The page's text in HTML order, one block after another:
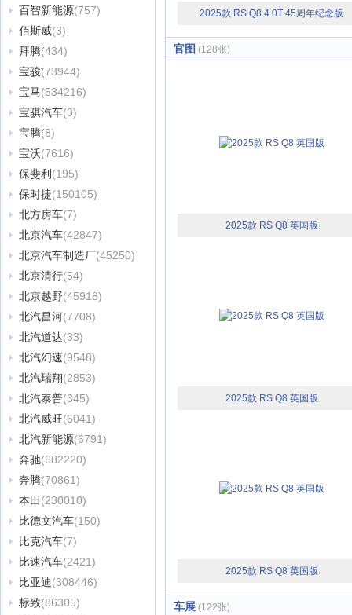
百智新能源(757)
佰斯威(3)
拜腾(434)
宝骏(73944)
宝马(534216)
宝骐汽车(3)
宝腾(8)
宝沃(7616)
保斐利 (195)
保时捷(150105)
北方房车(7)
北京汽车(42847)
北京汽车制造厂(45250)
北京清行(54)
北京越野(45918)
北汽昌河(7708)
北汽道达(33)
北汽幻速(9548)
北汽瑞翔(2853)
北汽泰普(345)
北汽威旺(6041)
北汽新能源(6791)
奔驰(682220)
奔腾(70861)
本田 (230010)
比德文汽车(150)
比克汽车(7)
比速汽车(2421)
比亚迪(308446)
标致(86305)
2025款 RS Q8 4.0T 45周年纪念版
官图 (128张)
2025款 RS Q8 英国版
2025款 RS Q8 英国版
2025款 RS Q8 英国版
车展 (122张)